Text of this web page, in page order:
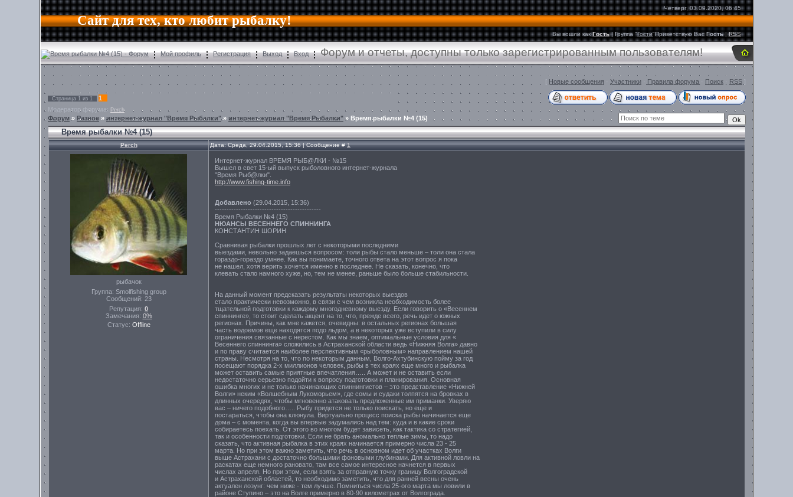
Сайт для тех, кто любит рыбалку!
Четверг, 03.09.2020, 06:45
Вы вошли как Гость|Группа"Гости"Приветствую Вас Гость |RSS
Время рыбалки №4 (15) - Форум Мой профиль Регистрация Выход Вход Форум и отчеты, доступны только зарегистрированным пользователям!
[ Новые сообщения Участники Правила форума Поиск RSS ]
Страница 1 из 1
1
Модератор форума: Perch
Форум» Разное » интернет-журнал "Время Рыбалки"» интернет-журнал "Время Рыбалки" » Время рыбалки №4 (15)
Время рыбалки №4 (15)
Perch Дата: Среда, 29.04.2015, 15:36 | Сообщение #1
рыбачок
Группа: Smolfishing group
Сообщений: 23
Репутация: 0
Замечания: 0%
Статус: Offline
Интернет-журнал ВРЕМЯ РЫБ@ЛКИ - №15
Вышел в свет 15-ый выпуск рыболовного интернет-журнала
"Время Рыб@лки".
http://www.fishing-time.info
Добавлено (29.04.2015, 15:36)
---------------------------------------------
Время Рыбалки №4 (15)
НЮАНСЫ ВЕСЕННЕГО СПИННИНГА
КОНСТАНТИН ШОРИН
Сравнивая рыбалки прошлых лет с некоторыми последними
выездами, невольно задаешься вопросом: толи рыбы стало меньше – толи она стала
гораздо-гораздо умнее. Как вы понимаете, точного ответа на этот вопрос я пока
не нашел, хотя верить хочется именно в последнее. Не сказать, конечно, что
клевать стало намного хуже, но, тем не менее, раньше было больше стабильности.
На данный момент предсказать результаты некоторых выездов
стало практически невозможно, в связи с чем возникла необходимость более
тщательной подготовки к каждому многодневному выезду. Если говорить о «Весеннем
спиннинге», то стоит сделать акцент на то, что, прежде всего, речь идет о южных
регионах. Причины, как мне кажется, очевидны: в остальных регионах большая
часть водоемов еще находятся подо льдом, а в некоторых уже вступили в силу
ограничения связанные с нерестом. Как мы знаем, оптимальные условия для «
Весеннего спиннинга» сложились в Астраханской области ведь «Нижняя Волга» давно
и по праву считается наиболее перспективным «рыболовным» направлением нашей
страны. Несмотря на то, что по некоторым данным, Волго-Ахтубинскую пойму за год
посещают порядка 2-х миллионов человек, рыбы в тех краях еще много и рыбалка
может оставить самые приятные впечатления….. А может и не оставить если
недостаточно серьезно подойти к вопросу подготовки и планирования. Основная
ошибка многих и не только начинающих спиннингистов – это представление «Нижней
Волги» неким «Волшебным Лукоморьем», где сомы и судаки толпятся на бровках в
длинных очередях, чтобы мгновенно атаковать предложенные им приманки. Уверяю
вас – ничего подобного….. Рыбу придется не только поискать, но еще и
постараться, чтобы она клюнула. Виртуально процесс поиска рыбы начинается еще
дома – с момента, когда вы впервые задумались над тем: куда и в какие сроки
собираетесь поехать. От этого во многом будет зависеть, как тактика со стратегией,
так и особенности подготовки. Если не брать аномально теплые зимы, то надо
сказать, что активная рыбалка в этих краях начинается примерно числа 23 - 25
марта. Но при этом важно заметить, что речь в основном идет об участках Волги
выше Астрахани с достаточно большими фоновыми глубинами. Для активной ловли на
раскатах еще немного рановато, там все самое интересное начнется в первых
числах апреля. Но при этом, если взять за отправную точку границу Волгоградской
и Астраханской областей, то необходимо заметить, что для ранней весны очень
актуален лозунг: чем ниже - тем лучше. Помниться числа 25-ого марта мы ловили в
районе Ступино – это на Волге примерно в 80-90 километрах от Волгограда.